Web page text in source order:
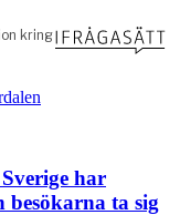
har
ta sig